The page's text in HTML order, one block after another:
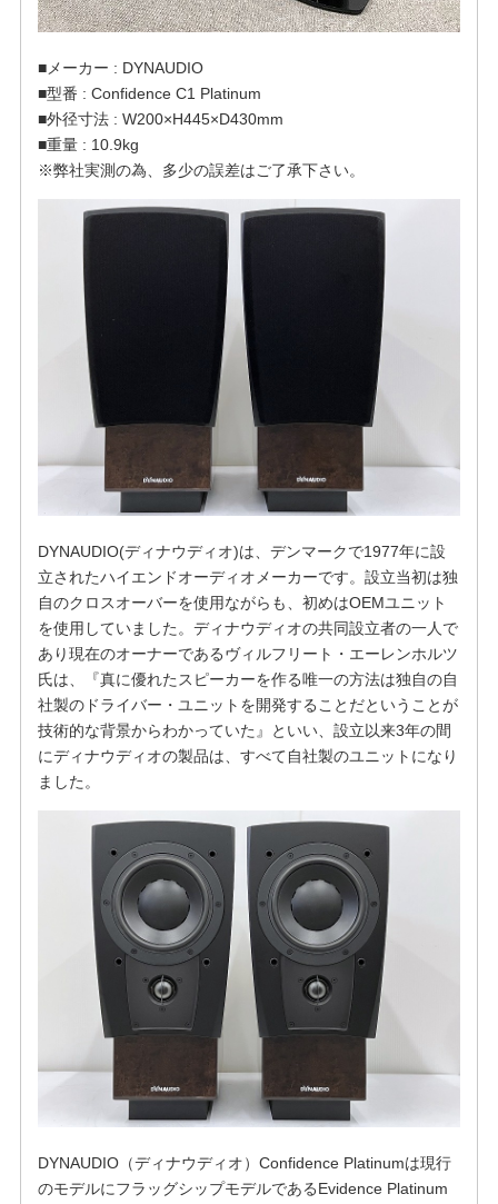
■メーカー : DYNAUDIO
■型番 : Confidence C1 Platinum
■外径寸法 : W200×H445×D430mm
■重量 : 10.9kg
※弊社実測の為、多少の誤差はご了承下さい。
DYNAUDIO(ディナウディオ)は、デンマークで1977年に設
立されたハイエンドオーディオメーカーです。設立当初は独
自のクロスオーバーを使用ながらも、初めはOEMユニット
を使用していました。ディナウディオの共同設立者の一人で
あり現在のオーナーであるヴィルフリート・エーレンホルツ
氏は、『真に優れたスピーカーを作る唯一の方法は独自の自
社製のドライバー・ユニットを開発することだということが
技術的な背景からわかっていた』といい、設立以来3年の間
にディナウディオの製品は、すべて自社製のユニットになり
ました。
DYNAUDIO（ディナウディオ）Confidence Platinumは現行
のモデルにフラッグシップモデルであるEvidence Platinum